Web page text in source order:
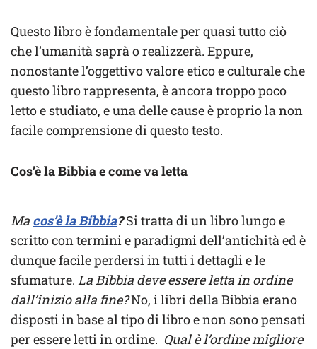
Questo libro è fondamentale per quasi tutto ciò
che l’umanità saprà o realizzerà. Eppure,
nonostante l’oggettivo valore etico e culturale che
questo libro rappresenta, è ancora troppo poco
letto e studiato, e una delle cause è proprio la non
facile comprensione di questo testo.
Cos’è la Bibbia e come va letta
Ma cos’è la Bibbia?Si tratta di un libro lungo e
scritto con termini e paradigmi dell’antichità ed è
dunque facile perdersi in tutti i dettagli e le
sfumature. La Bibbia deve essere letta in ordine
dall’inizio alla fine?No, i libri della Bibbia erano
disposti in base al tipo di libro e non sono pensati
per essere letti in ordine. Qual è l’ordine migliore